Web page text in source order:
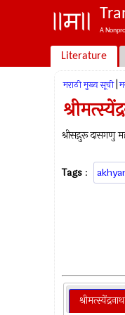
A
Literature
मराठी मुख्य सूची
श्रीसद्गुरू दासगणु
Tags :